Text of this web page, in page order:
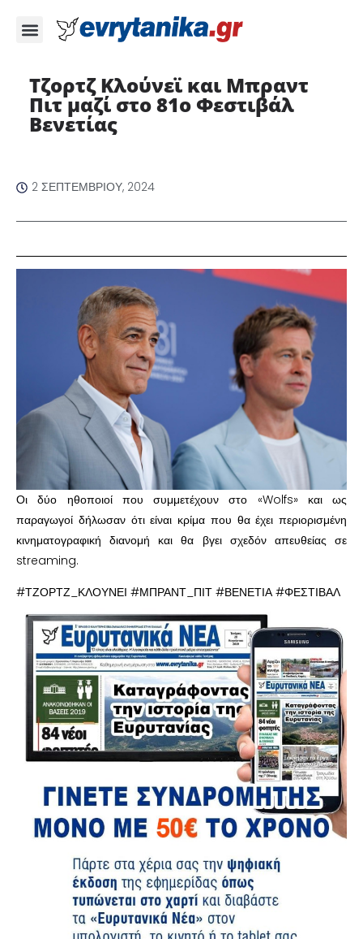
Τζορτζ Κλούνεϊ και Μπραντ
Πιτ μαζί στο 81ο Φεστιβάλ
Βενετίας
2 ΣΕΠΤΕΜΒΡΊΟΥ, 2024
Οι δύο ηθοποιοί που συμμετέχουν στο «Wolfs» και ως
παραγωγοί δήλωσαν ότι είναι κρίμα που θα έχει περιορισμένη
κινηματογραφική διανομή και θα βγει σχεδόν απευθείας σε
streaming.
#ΤΖΟΡΤΖ_ΚΛΟΥΝΕΙ #ΜΠΡΑΝΤ_ΠΙΤ #ΒΕΝΕΤΙΑ #ΦΕΣΤΙΒΑΛ